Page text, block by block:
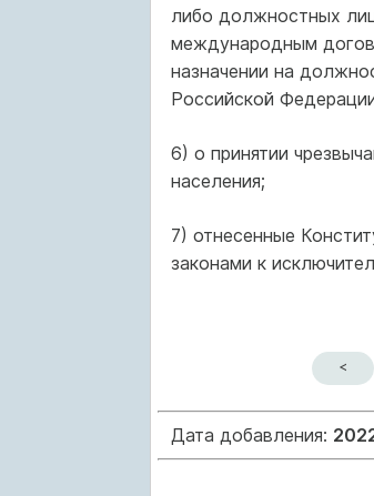
либо должностных
международным
назначении на
Российской
6) о принятии
населения;
7) отнесенные
законами к
<
Дата добавления: